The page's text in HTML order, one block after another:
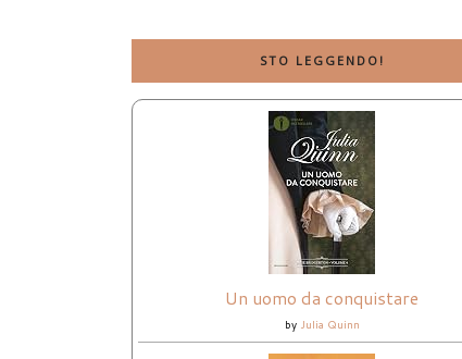
STO LEGGENDO!
Un uomo da conquistare
by Julia Quinn